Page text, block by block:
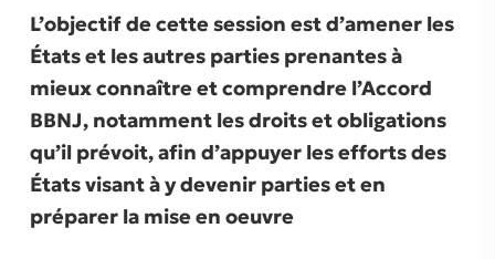
L’objectif de cette session est d’amener les
États et les autres parties prenantes à
mieux connaître et comprendre l’Accord
BBNJ, notamment les droits et obligations
qu’il prévoit, afin d’appuyer les efforts des
États visant à y devenir parties et en
préparer la mise en oeuvre